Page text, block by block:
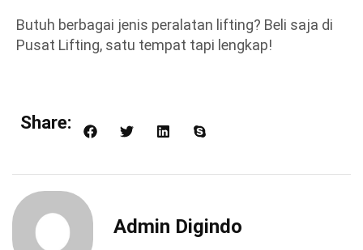
Butuh berbagai jenis peralatan lifting? Beli saja di
Pusat Lifting, satu tempat tapi lengkap!
Share:
Admin Digindo